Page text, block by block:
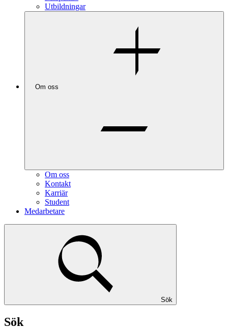
Utbildningar
Om oss
Om oss
Kontakt
Karriär
Student
Medarbetare
Sök
Sök